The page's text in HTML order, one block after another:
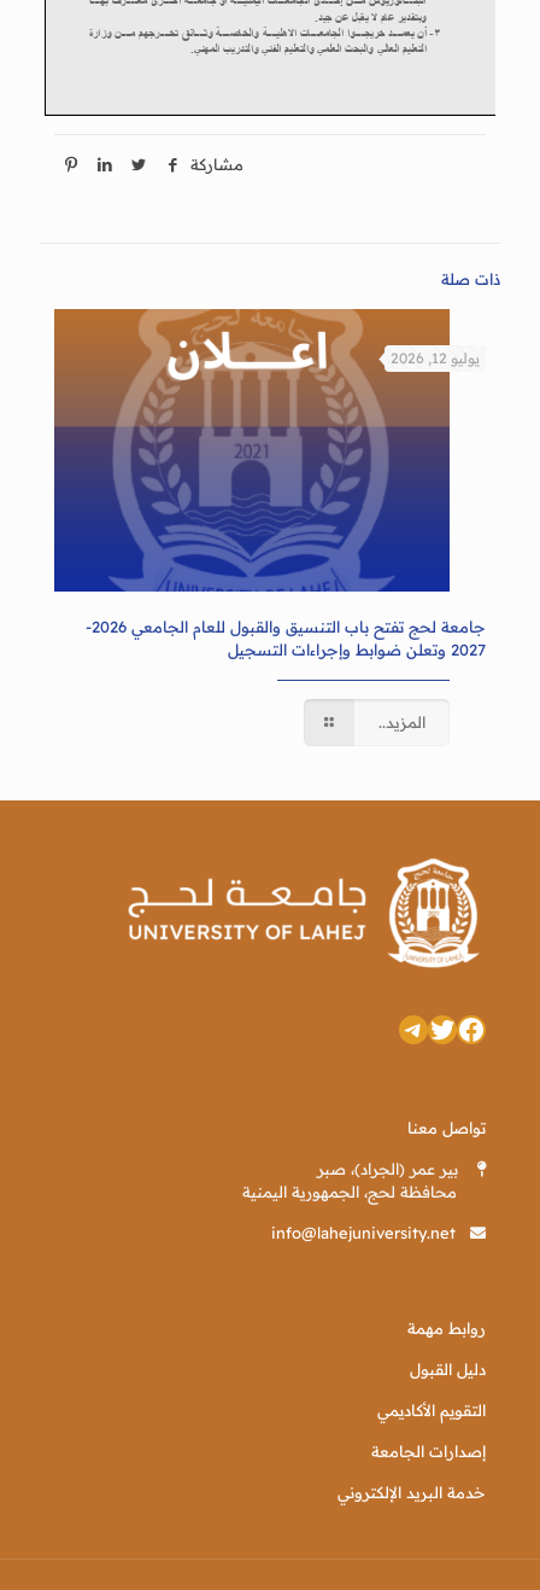
مشاركة
ذات صلة
يوليو 12, 2026
جامعة لحج تفتح باب التنسيق والقبول للعام الجامعي 2026-
2027 وتعلن ضوابط وإجراءات التسجيل
المزيد..
فيسبوك
تويترتيليجرام
تواصل معنا
بير عمر (الجراد)، صبر
محافظة لحج، الجمهورية اليمنية
info@lahejuniversity.net
روابط مهمة
دليل القبول
التقويم الأكاديمي
إصدارات الجامعة
خدمة البريد الإلكتروني